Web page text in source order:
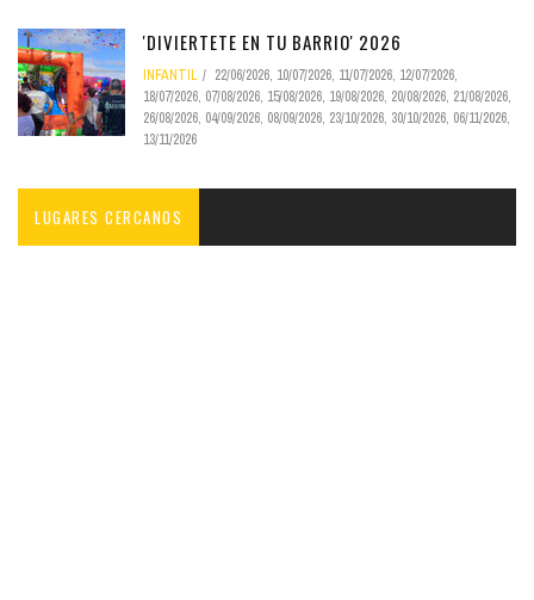
'DIVIERTETE EN TU BARRIO' 2026
INFANTIL 22/06/2026, 10/07/2026, 11/07/2026, 12/07/2026,
18/07/2026, 07/08/2026, 15/08/2026, 19/08/2026, 20/08/2026, 21/08/2026,
26/08/2026, 04/09/2026, 08/09/2026, 23/10/2026, 30/10/2026, 06/11/2026,
13/11/2026
LUGARES CERCANOS